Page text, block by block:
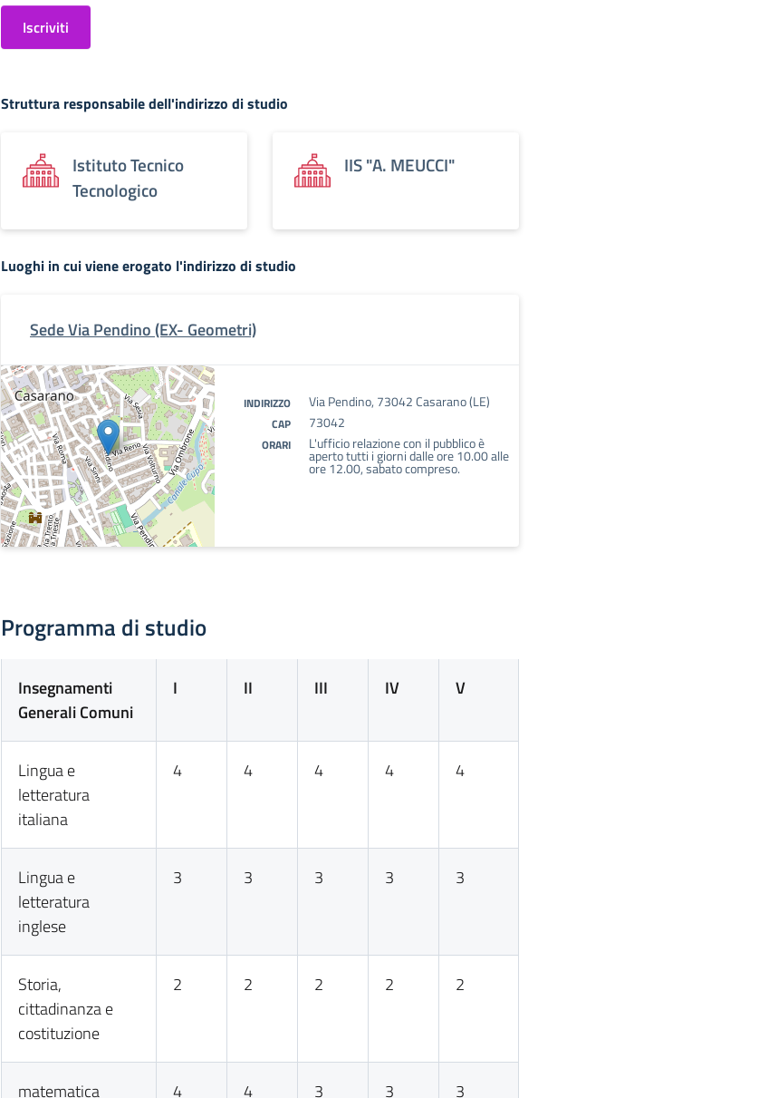
Iscriviti
Struttura responsabile dell'indirizzo di studio
Istituto Tecnico
Tecnologico
IIS "A. MEUCCI"
Luoghi in cui viene erogato l'indirizzo di studio
Sede Via Pendino (EX- Geometri)
INDIRIZZO Via Pendino, 73042 Casarano (LE)
CAP 73042
ORARI L'ufficio relazione con il pubblico è
aperto tutti i giorni dalle ore 10.00 alle
ore 12.00, sabato compreso.
Programma di studio
Insegnamenti
Generali Comuni
I II III IV V
Lingua e
letteratura
italiana
4 4 4 4 4
Lingua e
letteratura
inglese
3 3 3 3 3
Storia,
cittadinanza e
costituzione
2 2 2 2 2
matematica 4 4 3 3 3